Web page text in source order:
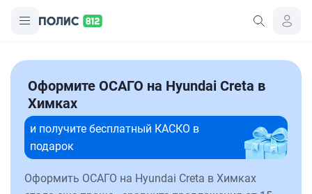
Оформите ОСАГО на Hyundai Creta в
Химках
и получите бесплатный КАСКО в
подарок
Оформить ОСАГО на Hyundai Creta в Химках